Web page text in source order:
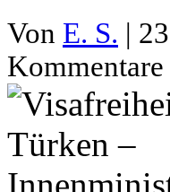
Von E. S. |
Kommentare